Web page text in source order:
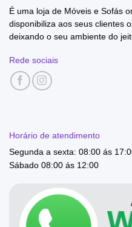
É uma loja de Móveis e Sofás
disponibiliza aos seus clientes
deixando o seu ambiente do
Rede sociais
Horário de atendimento
Segunda a sexta: 08:00 ás
Sábado 08:00 ás 12:00